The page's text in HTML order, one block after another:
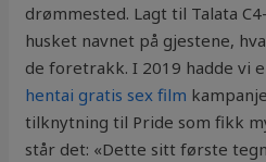
drømmested. Lagt til Talata
husket navnet på gjestene,
de foretrakk. I 2019 hadde vi
hentai gratis sex film
tilknytning til Pride som fikk
står det: «Dette sitt første tegn